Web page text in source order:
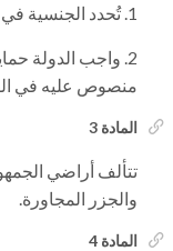
تُحدد الجنسية في
واجب الدولة
منصوص عليه في
المادة 3
تتألف أراضي
والجزر المجاورة.
المادة 4